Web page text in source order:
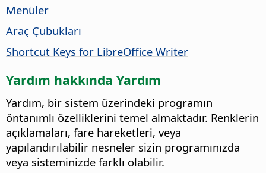
Menüler
Araç Çubukları
Shortcut Keys for LibreOffice Writer
Yardım hakkında Yardım
Yardım, bir sistem üzerindeki programın
öntanımlı özelliklerini temel almaktadır. Renklerin
açıklamaları, fare hareketleri, veya
yapılandırılabilir nesneler sizin programınızda
veya sisteminizde farklı olabilir.